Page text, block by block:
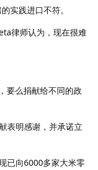
实践进口不符。
律师认为，现在很难
要么捐献给不同的政
表明感谢，并承诺立
已向6000多家大米零